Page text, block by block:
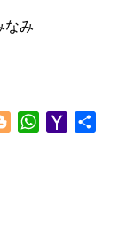
なみ
BloggerWhatsApp
Yahoo